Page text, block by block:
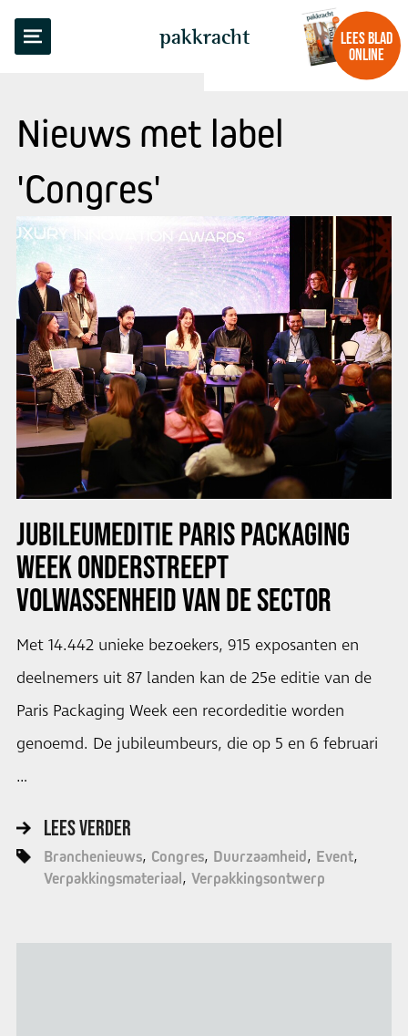
pakkracht
LEES BLAD
ONLINE
Nieuws met label
'Congres'
JUBILEUMEDITIE PARIS PACKAGING
WEEK ONDERSTREEPT
VOLWASSENHEID VAN DE SECTOR
Met 14.442 unieke bezoekers, 915 exposanten en
deelnemers uit 87 landen kan de 25e editie van de
Paris Packaging Week een recordeditie worden
genoemd. De jubileumbeurs, die op 5 en 6 februari
…
LEES VERDER
Branchenieuws Congres Duurzaamheid Event
Verpakkingsmateriaal
Verpakkingsontwerp